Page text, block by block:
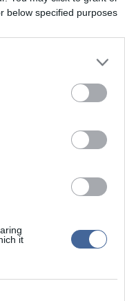
below specified purposes
it